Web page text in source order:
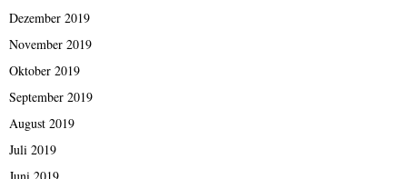
Dezember 2019
November 2019
Oktober 2019
September 2019
August 2019
Juli 2019